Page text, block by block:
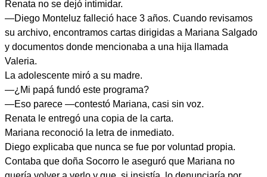
Renata no se dejó intimidar.
—Diego Monteluz falleció hace 3 años. Cuando revisamos
su archivo, encontramos cartas dirigidas a Mariana Salgado
y documentos donde mencionaba a una hija llamada
Valeria.
La adolescente miró a su madre.
—¿Mi papá fundó este programa?
—Eso parece —contestó Mariana, casi sin voz.
Renata le entregó una copia de la carta.
Mariana reconoció la letra de inmediato.
Diego explicaba que nunca se fue por voluntad propia.
Contaba que doña Socorro le aseguró que Mariana no